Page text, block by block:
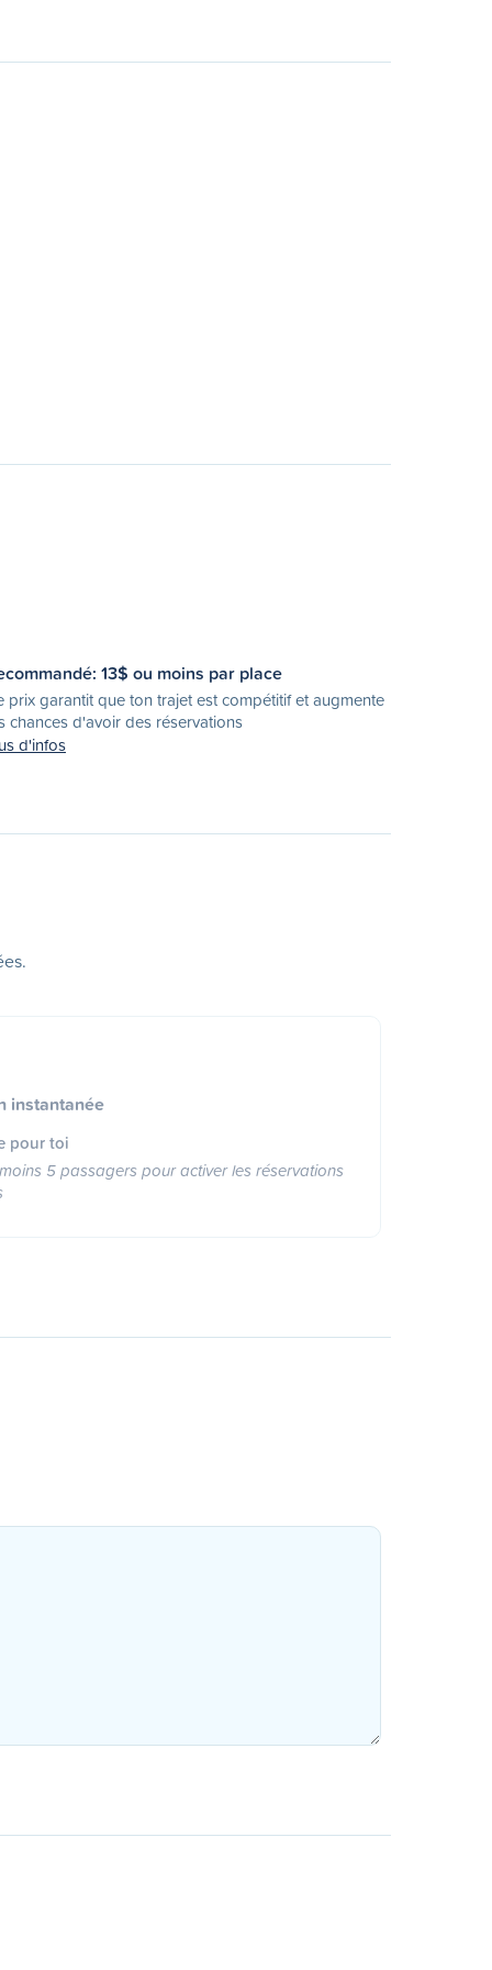
13$ ou moins par place
prix garantit que ton trajet est compétitif et augmente
chances d'avoir des réservations
d'infos
instantanée
pour toi
5 passagers pour activer les réservations